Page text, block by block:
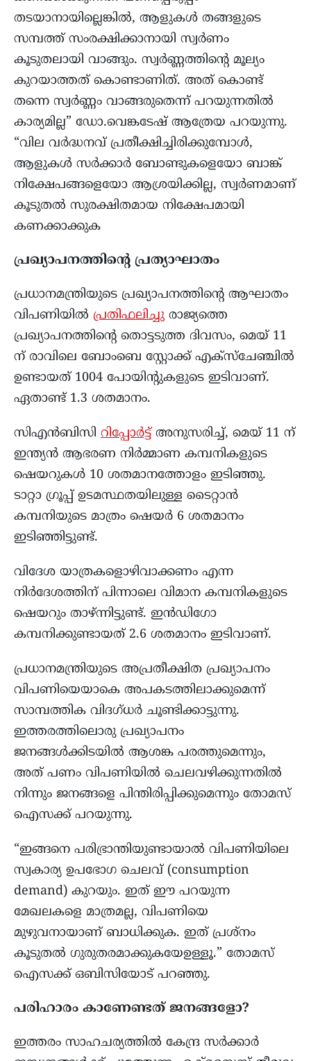
തടയാനായില്ലെങ്കിൽ, ആളുകൾ തങ്ങളുടെ
സമ്പത്ത് സംരക്ഷിക്കാനായി സ്വർണം
കൂടുതലായി വാങ്ങും. സ്വർണ്ണത്തിന്റെ മൂല്യം
കുറയാത്തത് കൊണ്ടാണിത്. അത് കൊണ്ട്
തന്നെ സ്വർണ്ണം വാങ്ങരുതെന്ന് പറയുന്നതിൽ
കാര്യമില്ല” ഡോ.വെങ്കടേഷ് ആത്രേയ പറയുന്നു.
“വില വർദ്ധനവ് പ്രതീക്ഷിച്ചിരിക്കുമ്പോൾ,
ആളുകൾ സർക്കാർ ബോണ്ടുകളെയോ ബാങ്ക്
നിക്ഷേപങ്ങളെയോ ആശ്രയിക്കില്ല, സ്വർണമാണ്
കൂടുതൽ സുരക്ഷിതമായ നിക്ഷേപമായി
കണക്കാക്കുക
പ്രഖ്യാപനത്തിന്റെ പ്രത്യാഘാതം
പ്രധാനമന്ത്രിയുടെ പ്രഖ്യാപനത്തിന്റെ ആഘാതം
വിപണിയിൽ പ്രതിഫലിച്ചു രാജ്യത്തെ
പ്രഖ്യാപനത്തിന്റെ തൊട്ടടുത്ത ദിവസം, മെയ് 11
ന് രാവിലെ ബോംബെ സ്റ്റോക്ക് എക്സ്ചേഞ്ചിൽ
ഉണ്ടായത് 1004 പോയിന്റുകളുടെ ഇടിവാണ്.
ഏതാണ്ട് 1.3 ശതമാനം.
സിഎൻബിസി റിപ്പോർട്ട്അനുസരിച്ച്, മെയ് 11 ന്
ഇന്ത്യൻ ആഭരണ നിർമ്മാണ കമ്പനികളുടെ
ഷെയറുകൾ 10 ശതമാനത്തോളം ഇടിഞ്ഞു.
ടാറ്റാ ഗ്രൂപ്പ് ഉടമസ്ഥതയിലുള്ള ടൈറ്റാൻ
കമ്പനിയുടെ മാത്രം ഷെയർ 6 ശതമാനം
ഇടിഞ്ഞിട്ടുണ്ട്.
വിദേശ യാത്രകളൊഴിവാക്കണം എന്ന
നിർദേശത്തിന് പിന്നാലെ വിമാന കമ്പനികളുടെ
ഷെയറും താഴ്ന്നിട്ടുണ്ട്. ഇൻഡിഗോ
കമ്പനിക്കുണ്ടായത് 2.6 ശതമാനം ഇടിവാണ്.
പ്രധാനമന്ത്രിയുടെ അപ്രതീക്ഷിത പ്രഖ്യാപനം
വിപണിയെയാകെ അപകടത്തിലാക്കുമെന്ന്
സാമ്പത്തിക വിദഗ്ധർ ചൂണ്ടിക്കാട്ടുന്നു.
ഇത്തരത്തിലൊരു പ്രഖ്യാപനം
ജനങ്ങൾക്കിടയിൽ ആശങ്ക പരത്തുമെന്നും,
അത് പണം വിപണിയിൽ ചെലവഴിക്കുന്നതിൽ
നിന്നും ജനങ്ങളെ പിന്തിരിപ്പിക്കുമെന്നും തോമസ്
ഐസക്ക് പറയുന്നു.
“ഇങ്ങനെ പരിഭ്രാന്തിയുണ്ടായാൽ വിപണിയിലെ
സ്വകാര്യ ഉപഭോഗ ചെലവ് (consumption
demand) കുറയും. ഇത് ഈ പറയുന്ന
മേഖലകളെ മാത്രമല്ല, വിപണിയെ
മുഴുവനായാണ് ബാധിക്കുക. ഇത് പ്രശ്നം
കൂടുതൽ ഗുരുതരമാക്കുകയേഉള്ളൂ.” തോമസ്
ഐസക്ക് ഒബിസിയോട് പറഞ്ഞു.
പരിഹാരം കാണേണ്ടത് ജനങ്ങളോ?
ഇത്തരം സാഹചര്യത്തിൽ കേന്ദ്ര സർക്കാർ